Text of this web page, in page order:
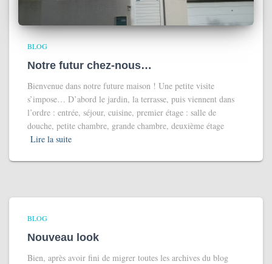
BLOG
Notre futur chez-nous…
Bienvenue dans notre future maison ! Une petite visite
s’impose… D’abord le jardin, la terrasse, puis viennent dans
l’ordre : entrée, séjour, cuisine, premier étage : salle de
douche, petite chambre, grande chambre, deuxième étage
Lire la suite
BLOG
Nouveau look
Bien, après avoir fini de migrer toutes les archives du blog